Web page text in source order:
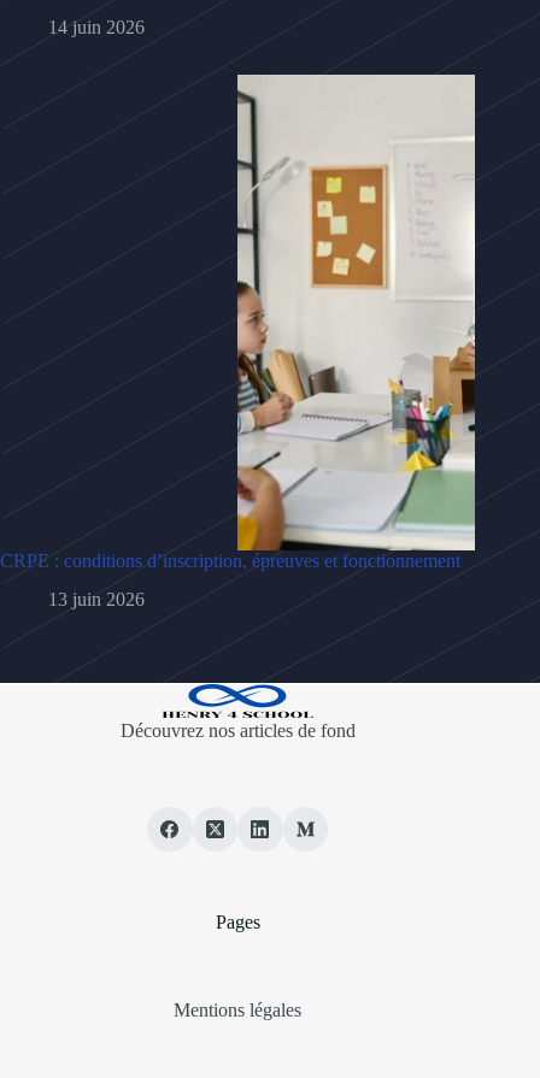
14 juin 2026
CRPE : conditions d’inscription, épreuves et fonctionnement
13 juin 2026
Découvrez nos articles de fond
Pages
Mentions légales